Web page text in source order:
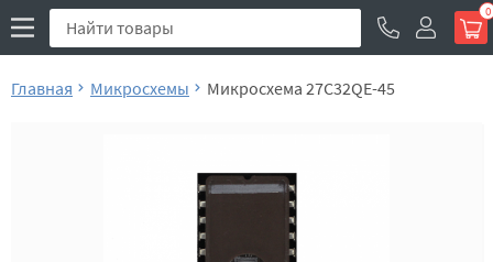
0
Главная Микросхемы Микросхема 27C32QE-45